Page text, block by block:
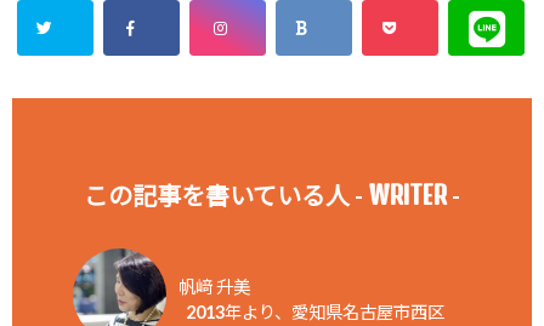
この記事を書いている人 - WRITER-
帆﨑 升美
2013年より、愛知県名古屋市西区